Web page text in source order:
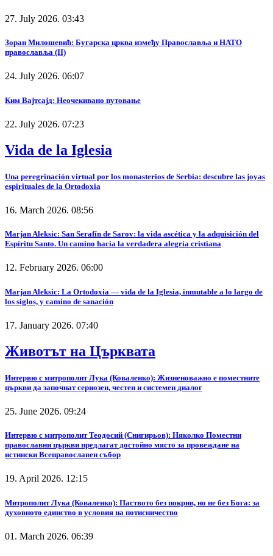
27. July 2026. 03:43
Зоран Милошевић: Бугарска црква између Православља и НАТО
православља (II)
24. July 2026. 06:07
Ким Вајтсајд: Неочекивано путовање
22. July 2026. 07:23
Vida de la Iglesia
Una peregrinación virtual por los monasterios de Serbia: descubre las joyas
espirituales de la Ortodoxia
16. March 2026. 08:56
Marjan Aleksic: San Serafín de Sarov: la vida ascética y la adquisición del
Espíritu Santo. Un camino hacia la verdadera alegría cristiana
12. February 2026. 06:00
Marjan Aleksic: La Ortodoxia — vida de la Iglesia, inmutable a lo largo de
los siglos, y camino de sanación
17. January 2026. 07:40
Животът на Църквата
Интервю с митрополит Лука (Коваленко): Жизненоважно е поместните
църкви да започнат сериозен, честен и системен диалог
25. June 2026. 09:24
Интервю с митрополит Теодосий (Снигирьов): Няколко Поместни
православни църкви предлагат достойно място за провеждане на
истински Всеправославен събор
19. April 2026. 12:15
Митрополит Лука (Коваленко): Паството без покрив, но не без Бога: за
духовното единство в условия на потисничество
01. March 2026. 06:39